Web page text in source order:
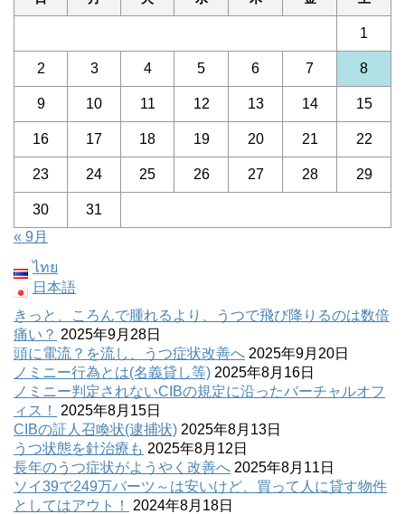
1
2 3 4 5 6 7 8
9 10 11 12 13 14 15
16 17 18 19 20 21 22
23 24 25 26 27 28 29
30
31
« 9月
ไทย
日本語
きっと、ころんで腫れるより、うつで飛び降りるのは数倍
痛い？ 2025年9月28日
頭に電流？を流し、うつ症状改善へ 2025年9月20日
ノミニー行為とは(名義貸し等) 2025年8月16日
ノミニー判定されないCIBの規定に沿ったバーチャルオフ
ィス！
2025年8月15日
CIBの証人召喚状(逮捕状) 2025年8月13日
うつ状態を針治療も 2025年8月12日
長年のうつ症状がようやく改善へ 2025年8月11日
ソイ39で249万バーツ～は安いけど、買って人に貸す物件
としてはアウト！
2024年8月18日